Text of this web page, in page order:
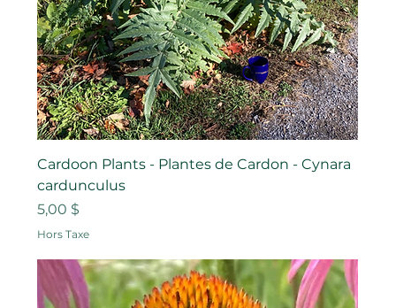
Cardoon Plants - Plantes de Cardon - Cynara
cardunculus
Prix
5,00 $
Hors Taxe